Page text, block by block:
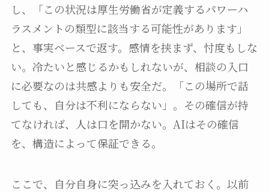
し、「この状況は厚生労働省が定義するパワーハ
ラスメントの類型に該当する可能性があります」
と、事実ベースで返す。感情を挟まず、忖度もしな
い。冷たいと感じるかもしれないが、相談の入口
に必要なのは共感よりも安全だ。「この場所で話
しても、自分は不利にならない」。その確信が持
てなければ、人は口を開かない。AIはその確信
を、構造によって保証できる。
ここで、自分自身に突っ込みを入れておく。以前